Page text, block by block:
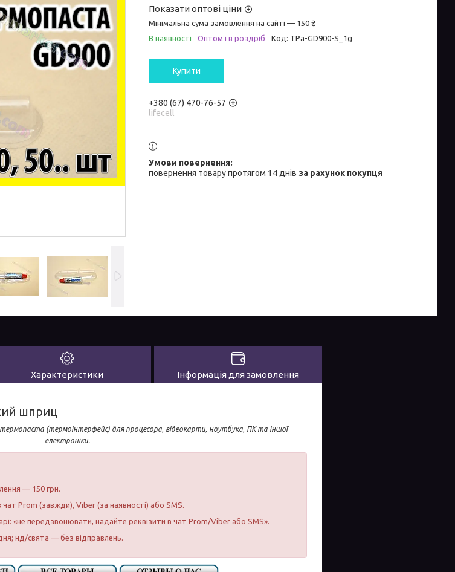
Показати оптові ціни
Мінімальна сума замовлення на сайті — 150 ₴
В наявності
Оптом і в роздріб Код: TPa-GD900-S_1g
Купити
+380 (67) 470-76-57
lifecell
повернення товару протягом 14 днів за рахунок покупця
Характеристики Інформація для замовлення
шприц
(термоінтерфейс) для процесора, відеокарти, ноутбука, ПК та іншої
електроніки.
— 150 грн.
Prom (завжди), Viber (за наявності) або SMS.
«не передзвонювати, надайте реквізити в чат Prom/Viber або SMS».
нд/свята — без відправлень.